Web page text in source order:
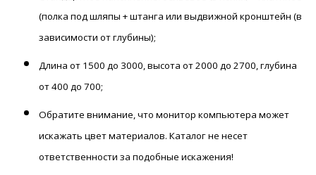
(полка под шляпы + штанга или выдвижной кронштейн (в
зависимости от глубины);
Длина от 1500 до 3000, высота от 2000 до 2700, глубина
от 400 до 700;
Обратите внимание, что монитор компьютера может
искажать цвет материалов. Каталог не несет
ответственности за подобные искажения!